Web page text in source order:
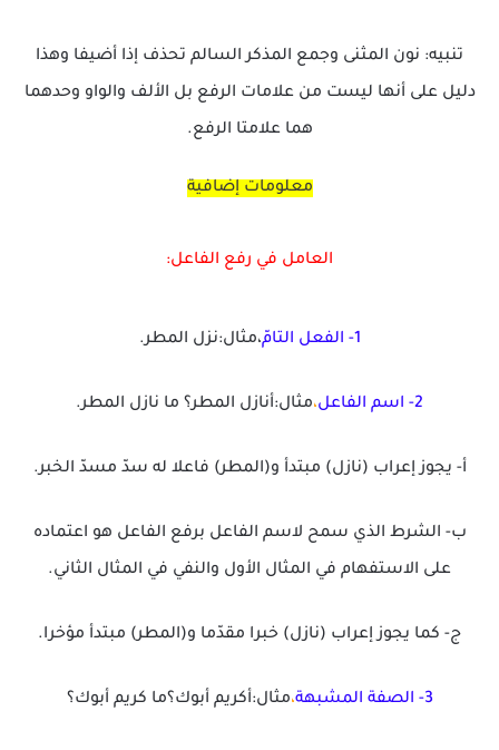
تنبيه: نون المثنى وجمع المذكر السالم تحذف إذا أضيفا وهذا
دليل على أنها ليست من علامات الرفع بل الألف والواو وحدهما
هما علامتا الرفع.
معلومات إضافية
العامل في رفع الفاعل:
1- الفعل التامّ ،مثال:نزل المطر.
2- اسم الفاعل ،مثال:أنازل المطر؟ ما نازل المطر.
أ- يجوز إعراب (نازل) مبتدأ و(المطر) فاعلا له سدّ مسدّ الخبر.
ب- الشرط الذي سمح لاسم الفاعل برفع الفاعل هو اعتماده
على الاستفهام في المثال الأول والنفي في المثال الثاني.
ج- كما يجوز إعراب (نازل) خبرا مقدّما و(المطر) مبتدأ مؤخرا.
3- الصفة المشبهة ،مثال:أكريم أبوك؟ما كريم أبوك؟